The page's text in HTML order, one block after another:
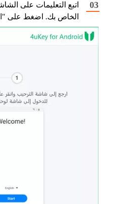
اتبع التعليمات على
الخاص بك. اضغط على